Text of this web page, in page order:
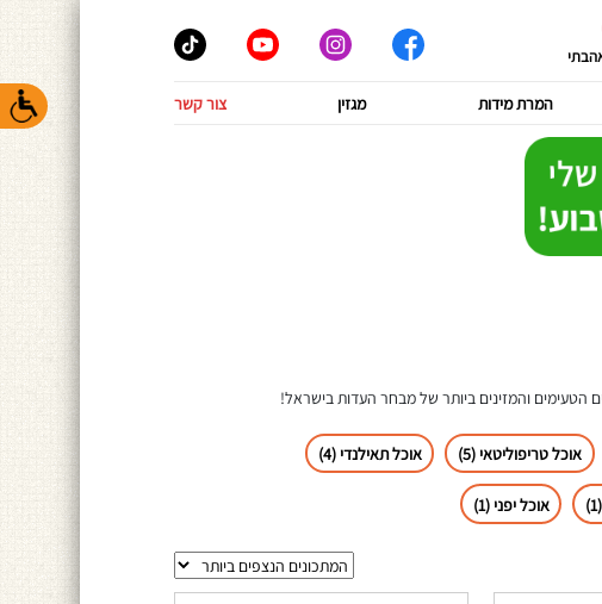
המרת מידות מגזין צור קשר
והמזינים ביותר של מבחר העדות בישראל!
אוכל טריפוליטאי (5) אוכל תאילנדי (4)
אוכל יפני (1)